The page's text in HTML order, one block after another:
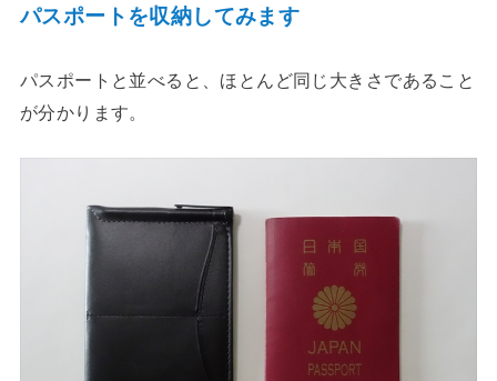
パスポートを収納してみます
パスポートと並べると、ほとんど同じ大きさであること
が分かります。